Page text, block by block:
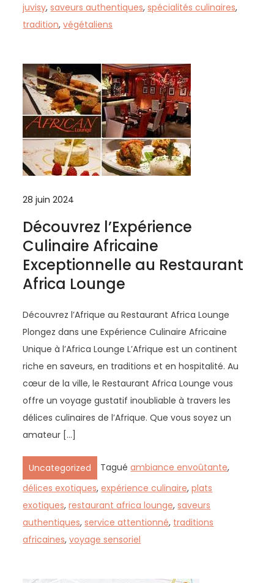
juvisy,saveurs authentiques,spécialités culinaires,
tradition,végétaliens
28 juin 2024
Découvrez l’Expérience
Culinaire Africaine
Exceptionnelle au Restaurant
Africa Lounge
Découvrez l’Afrique au Restaurant Africa Lounge
Plongez dans une Expérience Culinaire Africaine
Unique à l’Africa Lounge L’Afrique est un continent
riche en saveurs, en traditions et en hospitalité. Au
cœur de la ville, le Restaurant Africa Lounge vous
offre un voyage gustatif inoubliable à travers les
délices culinaires de l’Afrique. Que vous soyez un
amateur […]
Uncategorized Taguéambiance envoûtante,
délices exotiques,expérience culinaire,plats
exotiques,restaurant africa lounge,saveurs
authentiques,service attentionné, traditions
africaines,voyage sensoriel